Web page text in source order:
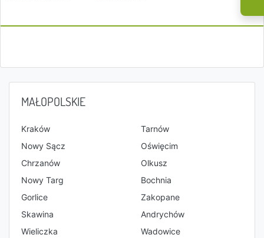
MAŁOPOLSKIE
Kraków
Tarnów
Nowy Sącz
Oświęcim
Chrzanów
Olkusz
Nowy Targ
Bochnia
Gorlice
Zakopane
Skawina
Andrychów
Wieliczka
Wadowice